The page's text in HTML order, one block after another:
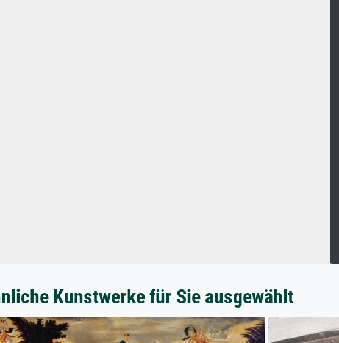
Kunstwerke für Sie ausgewählt